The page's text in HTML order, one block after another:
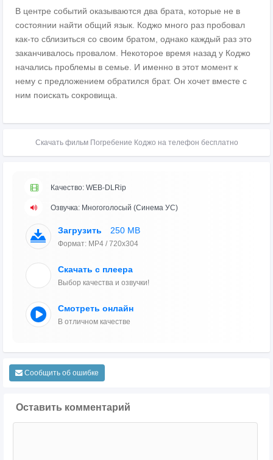
В центре событий оказываются два брата, которые не в
состоянии найти общий язык. Коджо много раз пробовал
как-то сблизиться со своим братом, однако каждый раз это
заканчивалось провалом. Некоторое время назад у Коджо
начались проблемы в семье. И именно в этот момент к
нему с предложением обратился брат. Он хочет вместе с
ним поискать сокровища.
Скачать фильм Погребение Коджо на телефон бесплатно
Качество: WEB-DLRip
Озвучка: Многоголосый (Синема УС)
Загрузить 250 MB
Формат: MP4 / 720x304
Скачать с плеера
Выбор качества и озвучки!
Смотреть онлайн
В отличном качестве
Сообщить об ошибке
Оставить комментарий